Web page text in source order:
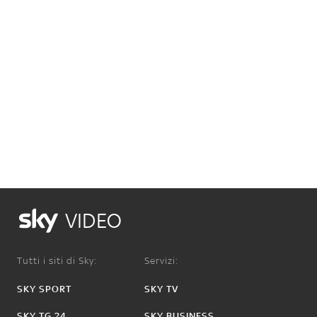
VIDEO
Tutti i siti di Sky:
SKY SPORT
Servizi:
SKY TV